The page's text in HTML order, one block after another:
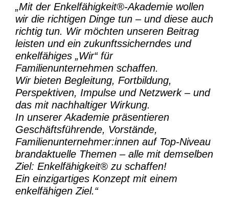
„Mit der Enkelfähigkeit®-Akademiewollen
wir die richtigen Dinge tun – und diese auch
richtig tun. Wir möchten unseren Beitrag
leisten und ein zukunftssicherndes und
enkelfähiges „Wir“ für
Familienunternehmen schaffen.
Wir bieten Begleitung, Fortbildung,
Perspektiven, Impulse und Netzwerk – und
das mit nachhaltiger Wirkung.
In unserer Akademie präsentieren
Geschäftsführende, Vorstände,
Familienunternehmer:innen auf Top-Niveau
brandaktuelle Themen – alle mit demselben
Ziel: Enkelfähigkeit® zu schaffen!
Ein einzigartiges Konzept mit einem
enkelfähigen Ziel.“